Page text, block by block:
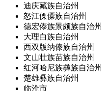
迪庆藏族自治州
怒江傈僳族自治州
德宏傣族景颇族自治州
大理白族自治州
西双版纳傣族自治州
文山壮族苗族自治州
红河哈尼族彝族自治州
楚雄彝族自治州
临沧市